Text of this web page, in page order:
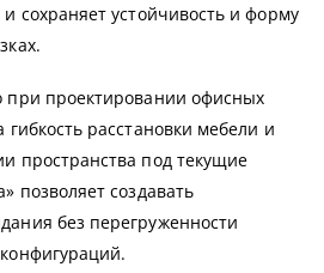
сохраняет устойчивость и форму
при проектировании офисных
расстановки мебели и
пространства под текущие
позволяет создавать
без перегруженности